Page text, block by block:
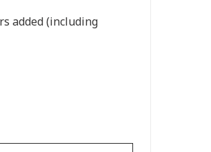
added (including